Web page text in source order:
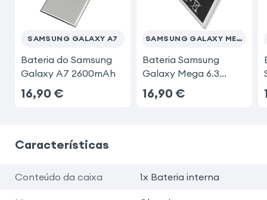
SAMSUNG GALAXY A7
Bateria do Samsung
Galaxy A7 2600mAh
16,90 €
SAMSUNG GALAXY MEGA 6.3
Bateria Samsung
Galaxy Mega 6.3
3200mAh
16,90 €
Características
Conteúdo da caixa 1x Bateria interna